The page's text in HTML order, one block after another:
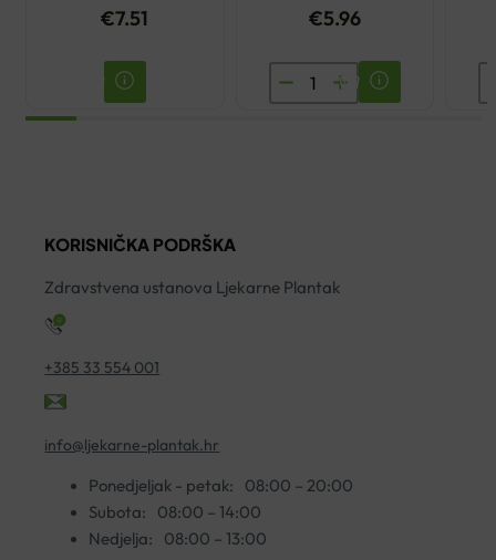
€7.51 €5.96
AVENE
TERMALNA
KORISNIČKA PODRŠKA
Zdravstvena ustanova Ljekarne Plantak
+385 33 554 001
info@ljekarne-plantak.hr
Ponedjeljak - petak:
08:00 – 20:00
Subota:
08:00 – 14:00
Nedjelja:
08:00 – 13:00